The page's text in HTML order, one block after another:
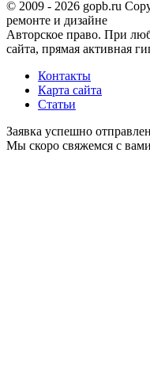
© 2009 - 2026 gopb.ru
ремонте и дизайне
Авторское право. При
сайта, прямая активная
Контакты
Карта сайта
Статьи
Заявка успешно
Мы скоро свяжемся с